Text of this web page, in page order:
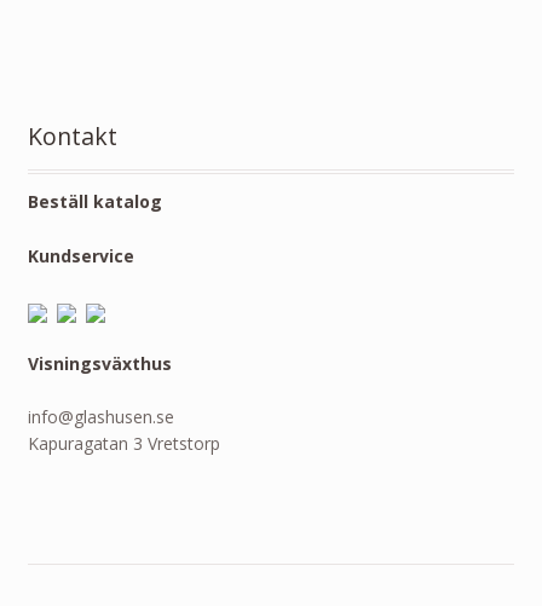
Kontakt
Beställ katalog
Kundservice
Visningsväxthus
info@glashusen.se
Kapuragatan 3 Vretstorp